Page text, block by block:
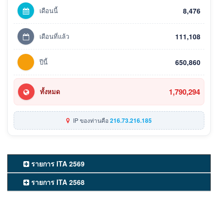
เดือนนี้ 8,476
เดือนที่แล้ว 111,108
ปีนี้ 650,860
ทั้งหมด 1,790,294
IP ของท่านคือ216.73.216.185
รายการ ITA 2569
รายการ ITA 2568